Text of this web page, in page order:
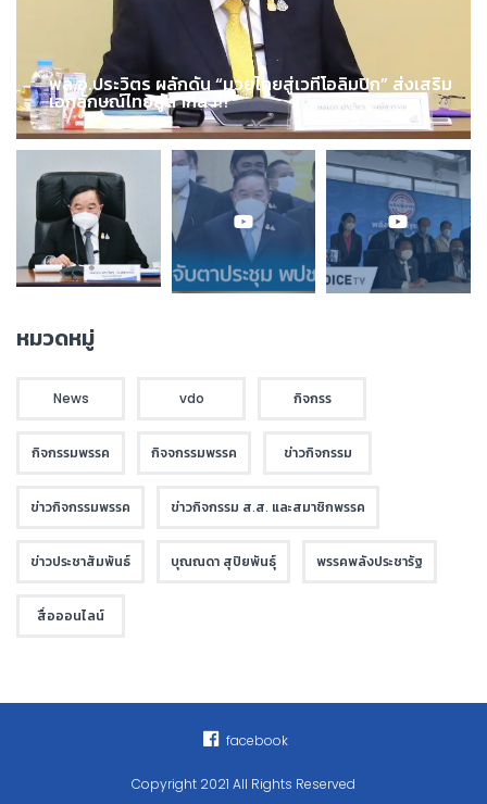
พล.อ.ประวิตร ผลักดัน “มวยไทยสู่เวทีโอลิมปิก” ส่งเสริม
เอกลักษณ์ไทยสู่สากล !!!
หมวดหมู่
News vdo กิจกรร
กิจกรรมพรรค กิจจกรรมพรรค ข่าวกิจกรรม
ข่าวกิจกรรมพรรค ข่าวกิจกรรม ส.ส. และสมาชิกพรรค
ข่าวประชาสัมพันธ์ บุณณดา สุปิยพันธุ์ พรรคพลังประชารัฐ
สื่อออนไลน์
facebook
Copyright 2021 All Rights Reserved